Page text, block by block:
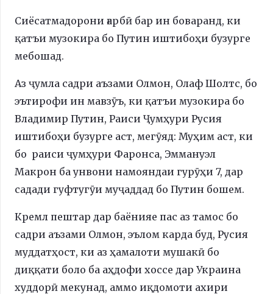
Сиёсатмадорони ғарбӣ бар ин боваранд, ки
қатъи музокира бо Путин иштибоҳи бузурге
мебошад.
Аз ҷумла садри аъзами Олмон, Олаф Шолтс, бо
эътирофи ин мавзӯъ, ки қатъи музокира бо
Владимир Путин, Раиси Ҷумҳури Русия
иштибоҳи бузурге аст, мегӯяд: Муҳим аст, ки
бо раиси ҷумҳури Фаронса, Эммануэл
Макрон ба унвони намояндаи гурӯҳи 7, дар
садади гуфтугӯи муҷаддад бо Путин бошем.
Кремл пештар дар баёнияе пас аз тамос бо
садри аъзами Олмон, эълом карда буд, Русия
муддатҳост, ки аз ҳамалоти мушакӣ бо
диққати боло ба аҳдофи хоссе дар Украина
худдорӣ мекунад, аммо иқдомоти ахири